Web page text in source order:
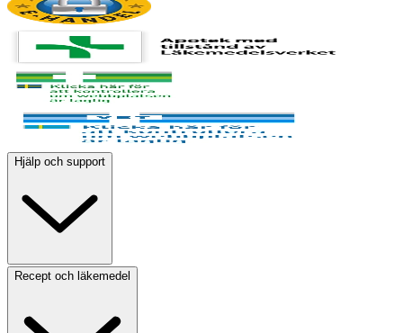
Hjälp och support
Recept och läkemedel